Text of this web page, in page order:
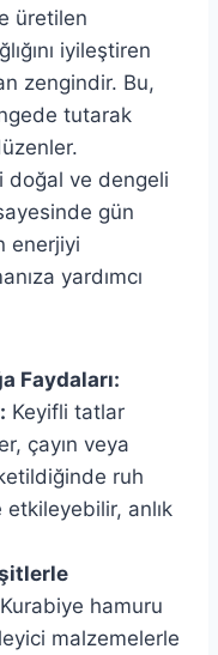
üretilen
iyileştiren
zengindir. Bu,
tutarak
doğal ve dengeli
gün
enerjiyi
yardımcı
Faydaları:
Keyifli tatlar
çayın veya
ruh
anlık
Kurabiye hamuru
malzemelerle